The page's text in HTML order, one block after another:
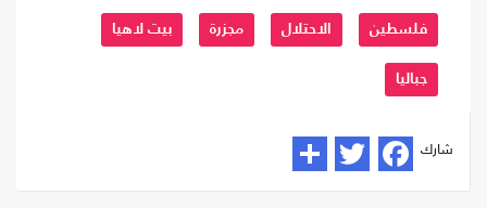
فلسطين الاحتلال مجزرة بيت لاهيا
جباليا
شارك